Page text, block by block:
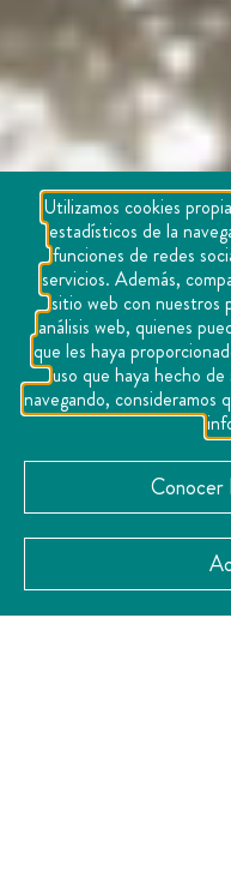
Utilizamos cookies
estadísticos de la
funciones de redes
servicios. Además,
sitio web con nuestros
análisis web, quienes
que les haya
uso que haya hecho
navegando, consideramos
Conocer